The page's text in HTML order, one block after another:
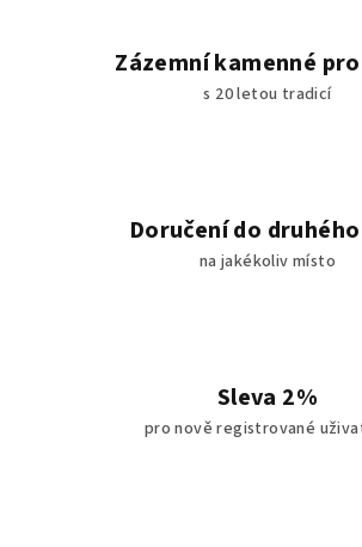
Zázemní kamenné
s 20 letou tradicí
Doručení do
na jakékoliv místo
Sleva 2%
pro nově registrované